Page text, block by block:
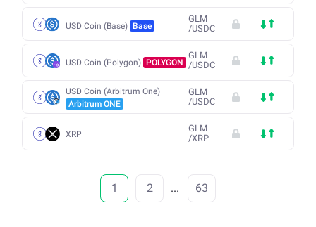
USD Coin (Base) Base
GLM
/USDC
USD Coin (Polygon) POLYGON
GLM
/USDC
USD Coin (Arbitrum One)
Arbitrum ONE
GLM
/USDC
XRP
GLM
/XRP
1 2 ... 63